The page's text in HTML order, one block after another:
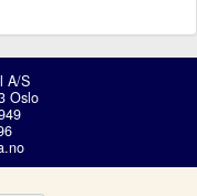
A/S
Oslo